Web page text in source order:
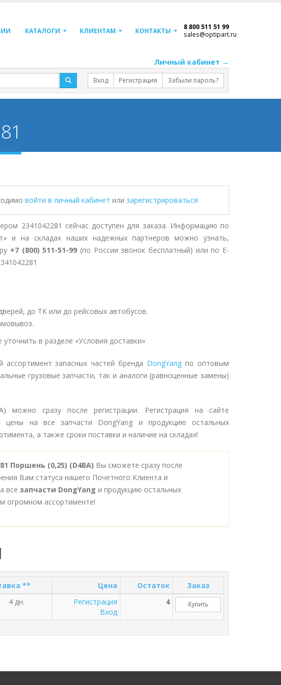
КАТАЛОГИ КЛИЕНТАМ КОНТАКТЫ 8 800 511 51 99
sales@optipart.ru
Личный кабинет →
Вход Регистрация Забыли пароль?
войти в личный кабинет или зарегистрироваться
2341042281 сейчас доступен для заказа. Информацию по
и на складах наших надежных партнеров можно узнать,
+7 (800) 511-51-99 (по России звонок бесплатный) или по E-
до ТК или до рейсовых автобусов.
в разделе «Условия доставки»
запасных частей бренда DongYang по оптовым
грузовые запчасти, так и аналоги (равноценные замены)
можно сразу после регистрации. Регистрация на сайте
на все запчасти DongYang и продукцию остальных
а также сроки поставки и наличие на складах!
Поршень (0,25) (D4BA) Вы сможете сразу после
Вам статуса нашего Почетного Клиента и
все запчасти DongYang и продукцию остальных
огромном ассортименте!
** Цена Остаток
Заказ
4 дн.
Регистрация
Вход
4 Купить